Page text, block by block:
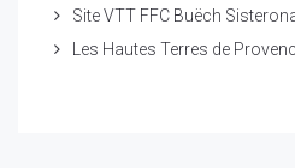
Site VTT FFC Buëch
Les Hautes Terres de